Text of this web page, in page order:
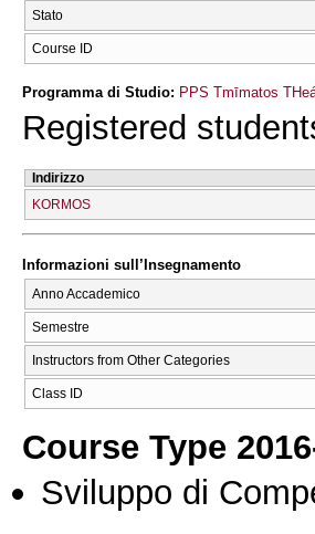
Stato
Course ID
Programma di Studio: PPS Tmīmatos
Registered
Indirizzo
KORMOS
Informazioni sull’Insegnamento
Anno Accademico
Semestre
Instructors from Other Categories
Class ID
Course Type
Sviluppo di